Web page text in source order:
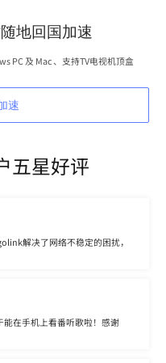
地回国加速
PC 及 Mac 、支持TV电视机顶盒
速
五星好评
解决了网络不稳定的困扰，
在手机上看番听歌啦！感谢